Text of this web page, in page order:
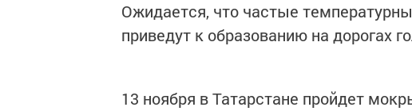
Ожидается, что частые
приведут к образованию на дорогах
13 ноября в Татарстане пройдет